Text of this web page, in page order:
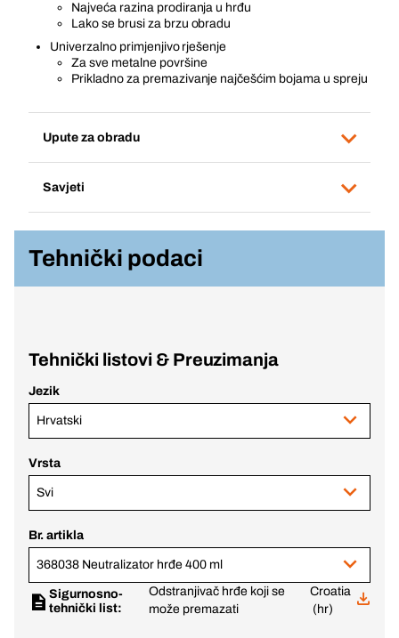
Najveća razina prodiranja u hrđu
Lako se brusi za brzu obradu
Univerzalno primjenjivo rješenje
Za sve metalne površine
Prikladno za premazivanje najčešćim bojama u spreju
Upute za obradu
Savjeti
Tehnički podaci
Tehnički listovi & Preuzimanja
Jezik
Hrvatski
Vrsta
Svi
Br. artikla
368038 Neutralizator hrđe 400 ml
Sigurnosno-
tehnički list:
Odstranjivač hrđe koji se
može premazati
Croatia
(hr)